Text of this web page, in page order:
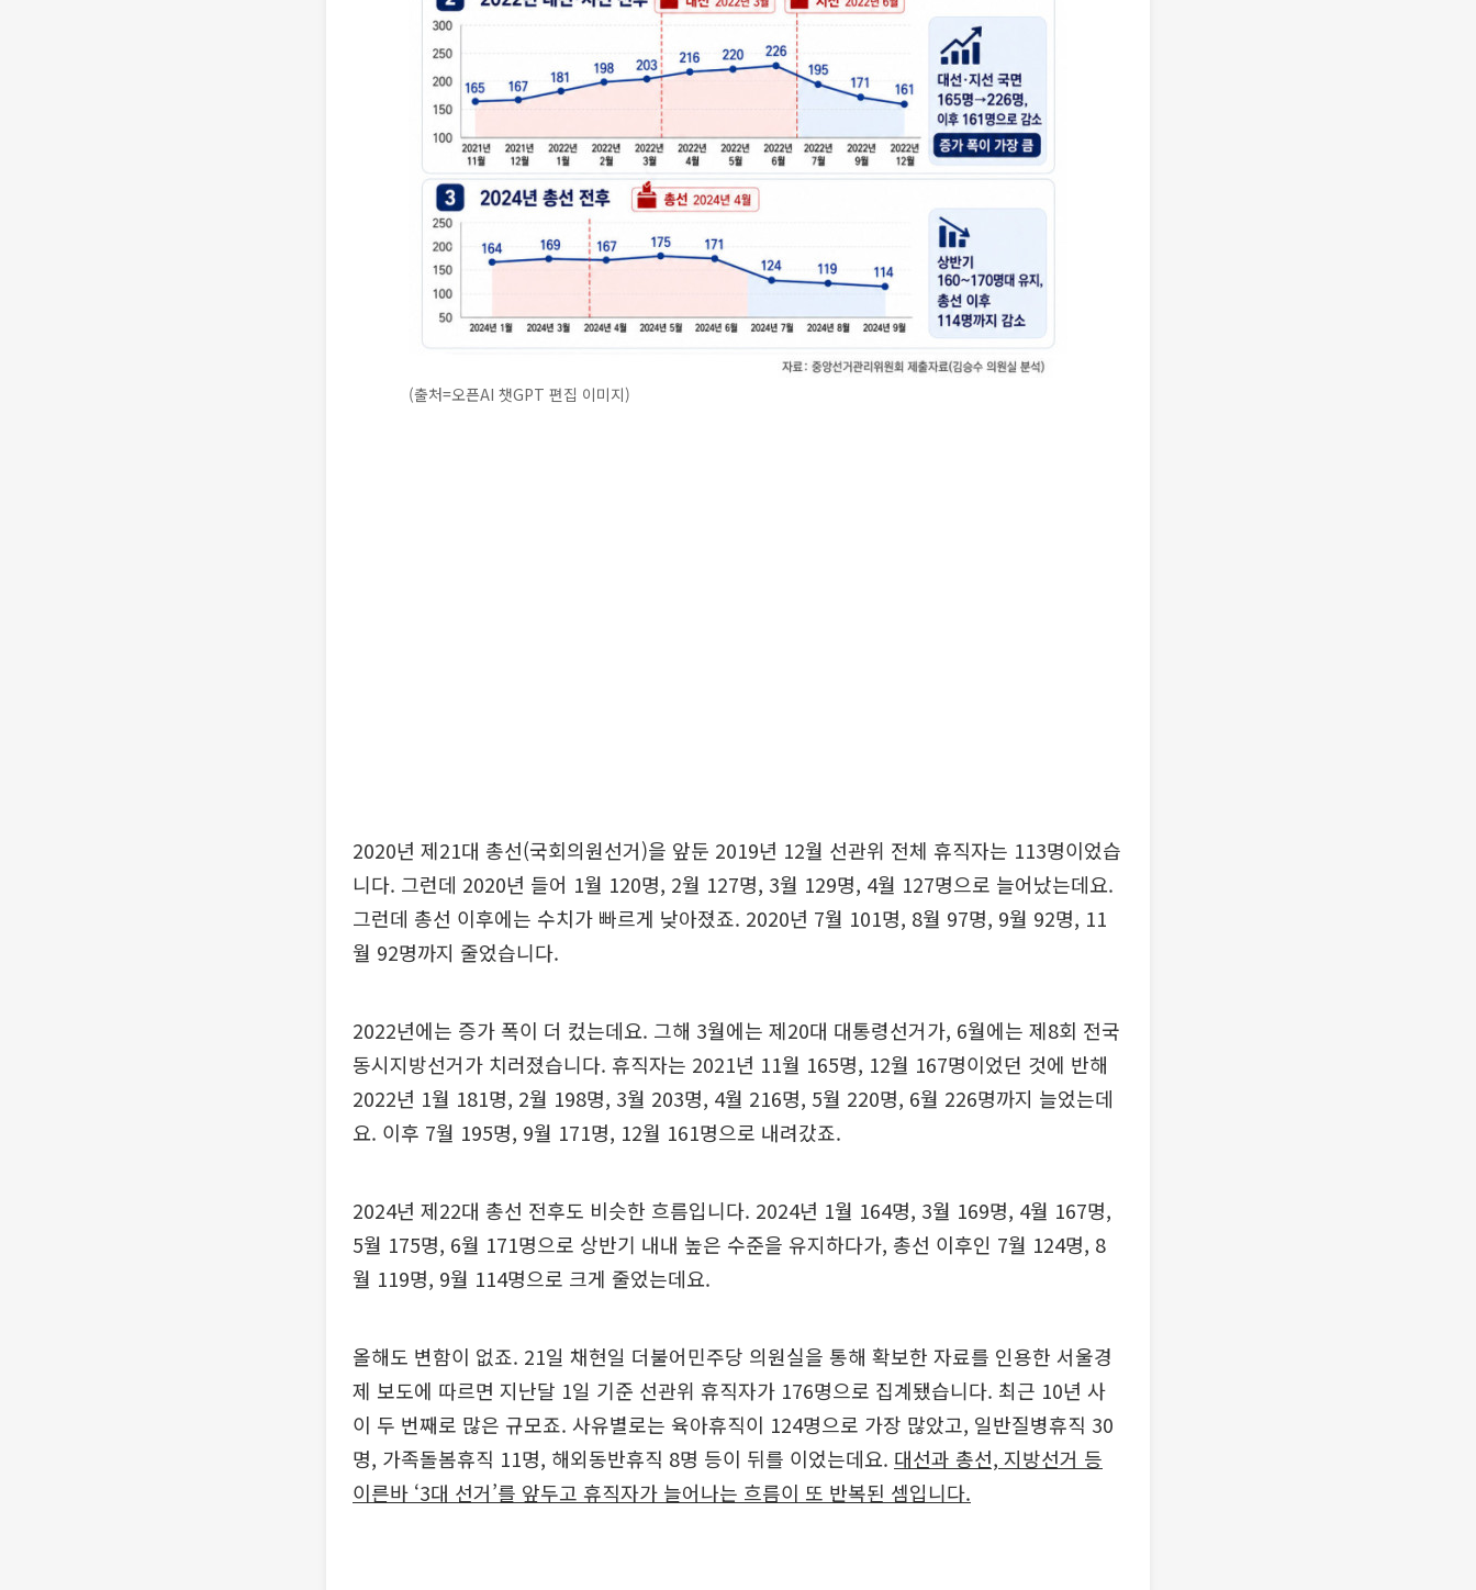
(출처=오픈AI 챗GPT 편집 이미지)
2020년 제21대 총선(국회의원선거)을 앞둔 2019년 12월 선관위 전체 휴직자는 113명이었습
니다. 그런데 2020년 들어 1월 120명, 2월 127명, 3월 129명, 4월 127명으로 늘어났는데요.
그런데 총선 이후에는 수치가 빠르게 낮아졌죠. 2020년 7월 101명, 8월 97명, 9월 92명, 11
월 92명까지 줄었습니다.
2022년에는 증가 폭이 더 컸는데요. 그해 3월에는 제20대 대통령선거가, 6월에는 제8회 전국
동시지방선거가 치러졌습니다. 휴직자는 2021년 11월 165명, 12월 167명이었던 것에 반해
2022년 1월 181명, 2월 198명, 3월 203명, 4월 216명, 5월 220명, 6월 226명까지 늘었는데
요. 이후 7월 195명, 9월 171명, 12월 161명으로 내려갔죠.
2024년 제22대 총선 전후도 비슷한 흐름입니다. 2024년 1월 164명, 3월 169명, 4월 167명,
5월 175명, 6월 171명으로 상반기 내내 높은 수준을 유지하다가, 총선 이후인 7월 124명, 8
월 119명, 9월 114명으로 크게 줄었는데요.
올해도 변함이 없죠. 21일 채현일 더불어민주당 의원실을 통해 확보한 자료를 인용한 서울경
제 보도에 따르면 지난달 1일 기준 선관위 휴직자가 176명으로 집계됐습니다. 최근 10년 사
이 두 번째로 많은 규모죠. 사유별로는 육아휴직이 124명으로 가장 많았고, 일반질병휴직 30
명, 가족돌봄휴직 11명, 해외동반휴직 8명 등이 뒤를 이었는데요. 대선과 총선, 지방선거 등
이른바 ‘3대 선거’를 앞두고 휴직자가 늘어나는 흐름이 또 반복된 셈입니다.